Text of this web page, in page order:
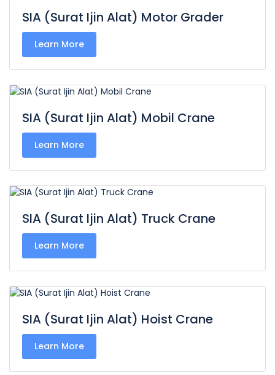
SIA (Surat Ijin Alat) Motor Grader
Learn More
SIA (Surat Ijin Alat) Mobil Crane
Learn More
SIA (Surat Ijin Alat) Truck Crane
Learn More
SIA (Surat Ijin Alat) Hoist Crane
Learn More